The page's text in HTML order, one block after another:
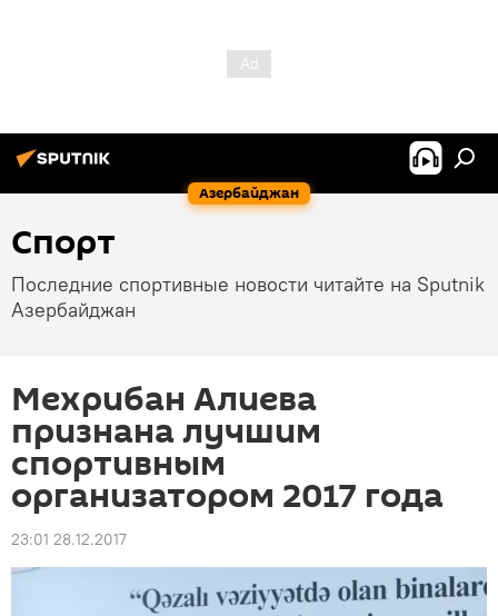
Азербайджан
Спорт
Последние спортивные новости читайте на Sputnik
Азербайджан
Мехрибан Алиева
признана лучшим
спортивным
организатором 2017 года
23:01 28.12.2017